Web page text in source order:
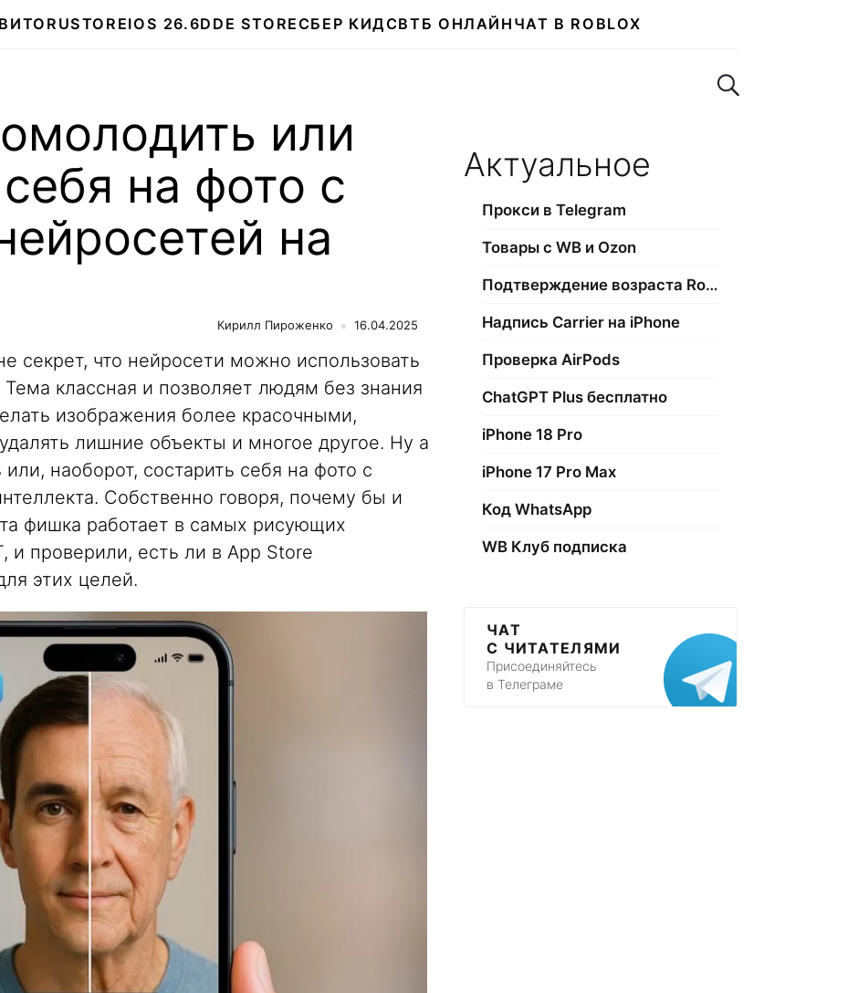
RUSTOREIOS 26.6DDE STORE СБЕР КИДСВТБ ОНЛАЙН ЧАТ В ROBLOX
Поиск по сайту
или
на фото с
на
Кирилл Пироженко 16.04.2025
секрет, что нейросети можно использовать
классная и позволяет людям без знания
изображения более красочными,
лишние объекты и многое другое. Ну а
наоборот, состарить себя на фото с
Собственно говоря, почему бы и
фишка работает в самых рисующих
и проверили, есть ли в App Store
этих целей.
Актуальное
Прокси в Telegram
Товары с WB и Ozon
Подтверждение возраста Roblox
Надпись Carrier на iPhone
Проверка AirPods
ChatGPT Plus бесплатно
iPhone 18 Pro
iPhone 17 Pro Max
Код WhatsApp
WB Клуб подписка
ЧАТ
С ЧИТАТЕЛЯМИ
Присоединяйтесь
в Телеграме